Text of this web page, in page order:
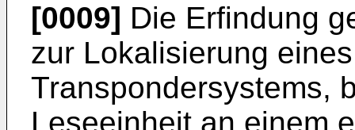
[0009] Die Erfindung
zur Lokalisierung
Transpondersystems,
Leseeinheit an einem